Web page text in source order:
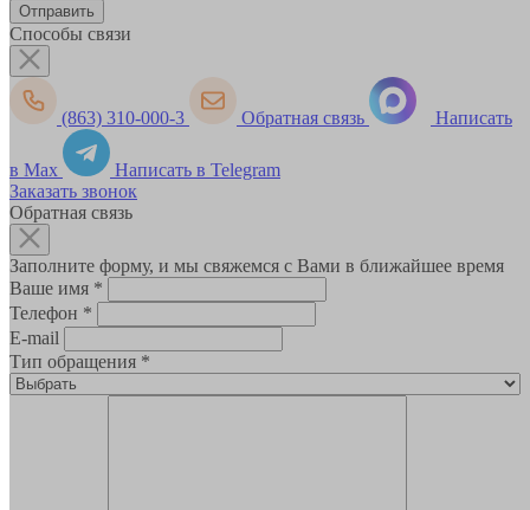
Способы связи
(863) 310-000-3 Обратная связь Написать
в Max
Написать в Telegram
Заказать звонок
Обратная связь
Заполните форму, и мы свяжемся с Вами в ближайшее время
Ваше имя *
Телефон *
E-mail
Тип обращения *